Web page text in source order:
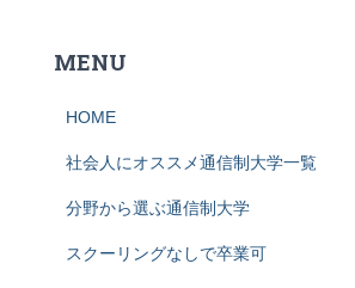
MENU
HOME
社会人にオススメ通信制大学一覧
分野から選ぶ通信制大学
スクーリングなしで卒業可